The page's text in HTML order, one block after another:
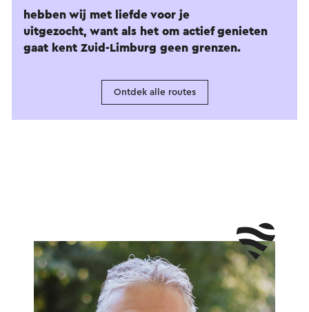
hebben wij met liefde voor je
uitgezocht, want als het om actief genieten
gaat kent Zuid-Limburg geen grenzen.
Ontdek alle routes